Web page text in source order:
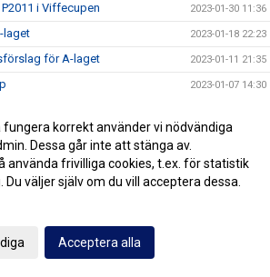
i Viffecupen 2023-01-30 11:36
laget 2023-01-18 22:23
för A-laget 2023-01-11 21:35
2023-01-07 14:30
av P09 2023-01-05 21:08
2023-01-04 21:09
2013 i Skånecupen 2023-01-02 21:47
P2011
fungera korrekt använder vi nödvändiga
Dessa går inte att stänga av.
använda frivilliga cookies, t.ex. för statistik
väljer själv om du vill acceptera dessa.
Acceptera alla